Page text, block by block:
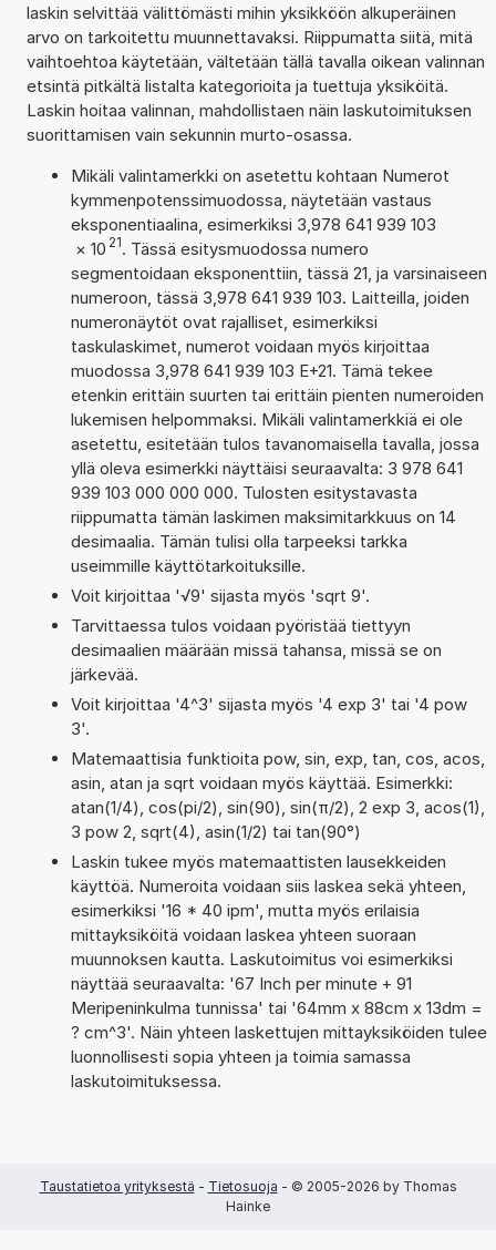
laskin selvittää välittömästi mihin yksikköön alkuperäinen
arvo on tarkoitettu muunnettavaksi. Riippumatta siitä, mitä
vaihtoehtoa käytetään, vältetään tällä tavalla oikean valinnan
etsintä pitkältä listalta kategorioita ja tuettuja yksiköitä.
Laskin hoitaa valinnan, mahdollistaen näin laskutoimituksen
suorittamisen vain sekunnin murto-osassa.
Mikäli valintamerkki on asetettu kohtaan Numerot
kymmenpotenssimuodossa, näytetään vastaus
eksponentiaalina, esimerkiksi 3,978 641 939 103
× 10 21. Tässä esitysmuodossa numero
segmentoidaan eksponenttiin, tässä 21, ja varsinaiseen
numeroon, tässä 3,978 641 939 103. Laitteilla, joiden
numeronäytöt ovat rajalliset, esimerkiksi
taskulaskimet, numerot voidaan myös kirjoittaa
muodossa 3,978 641 939 103 E+21. Tämä tekee
etenkin erittäin suurten tai erittäin pienten numeroiden
lukemisen helpommaksi. Mikäli valintamerkkiä ei ole
asetettu, esitetään tulos tavanomaisella tavalla, jossa
yllä oleva esimerkki näyttäisi seuraavalta: 3 978 641
939 103 000 000 000. Tulosten esitystavasta
riippumatta tämän laskimen maksimitarkkuus on 14
desimaalia. Tämän tulisi olla tarpeeksi tarkka
useimmille käyttötarkoituksille.
Voit kirjoittaa '√9' sijasta myös 'sqrt 9'.
Tarvittaessa tulos voidaan pyöristää tiettyyn
desimaalien määrään missä tahansa, missä se on
järkevää.
Voit kirjoittaa '4^3' sijasta myös '4 exp 3' tai '4 pow
3'.
Matemaattisia funktioita pow, sin, exp, tan, cos, acos,
asin, atan ja sqrt voidaan myös käyttää. Esimerkki:
atan(1/4), cos(pi/2), sin(90), sin(π/2), 2 exp 3, acos(1),
3 pow 2, sqrt(4), asin(1/2) tai tan(90°)
Laskin tukee myös matemaattisten lausekkeiden
käyttöä. Numeroita voidaan siis laskea sekä yhteen,
esimerkiksi '16 * 40 ipm', mutta myös erilaisia
mittayksiköitä voidaan laskea yhteen suoraan
muunnoksen kautta. Laskutoimitus voi esimerkiksi
näyttää seuraavalta: '67 Inch per minute + 91
Meripeninkulma tunnissa' tai '64mm x 88cm x 13dm =
? cm^3'. Näin yhteen laskettujen mittayksiköiden tulee
luonnollisesti sopia yhteen ja toimia samassa
laskutoimituksessa.
Taustatietoa yrityksestä - Tietosuoja - © 2005-2026 by Thomas
Hainke